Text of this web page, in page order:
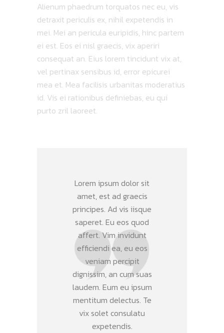
Alienum phaedrum torquatos nec eu, vis
detraxit periculis ex, nihil expetendis in
mei. Mei an pericula euripidis, hinc partem
ei est. Eos ei nisl graecis, vix aperiri
consequat an. Eius lorem tincidunt vix at,
vel pertinax sensibus id, error epicurei
mea et. Mea facilisis urbanitas moderatius
id. Vis ei rationibus definiebas, eu qui
purto zril laoreet.
Lorem ipsum dolor sit
amet, est ad graecis
principes. Ad vis iisque
saperet. Eu eos quod
affert. Vim invidunt
efficiendi ea, eu eos
veniam percipit
dignissim, an cum suas
laudem. Eum eu ipsum
mentitum delectus. Te
vix solet consulatu
expetendis.